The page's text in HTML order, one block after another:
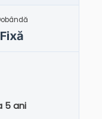
Fixă
5 ani